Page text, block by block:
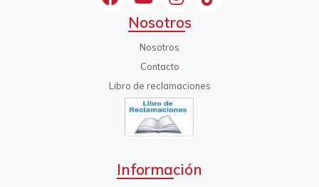
Nosotros
Nosotros
Contacto
Libro de reclamaciones
Información